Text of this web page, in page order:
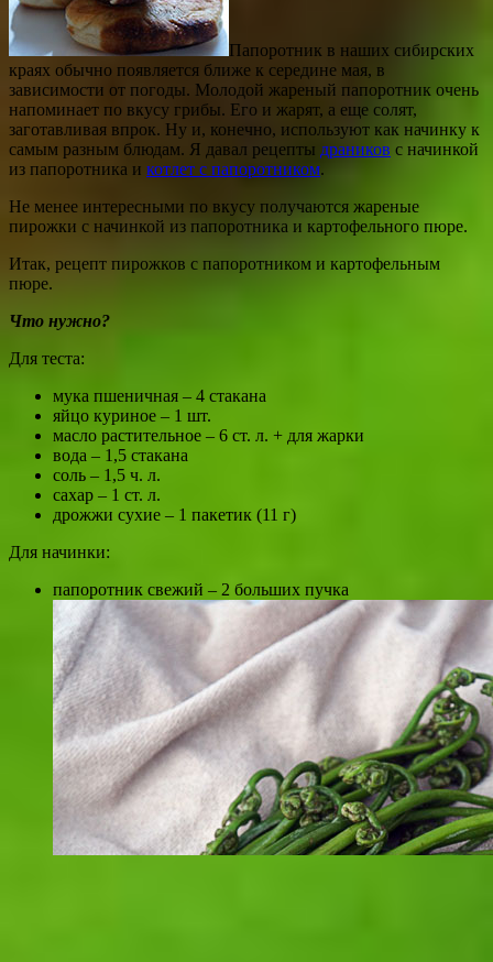
Папоротник в наших сибирских
краях обычно появляется ближе к середине мая, в
зависимости от погоды. Молодой жареный папоротник очень
напоминает по вкусу грибы. Его и жарят, а еще солят,
заготавливая впрок. Ну и, конечно, используют как начинку к
самым разным блюдам. Я давал рецепты драников с начинкой
из папоротника и котлет с папоротником.
Не менее интересными по вкусу получаются жареные
пирожки с начинкой из папоротника и картофельного пюре.
Итак, рецепт пирожков с папоротником и картофельным
пюре.
Что нужно?
Для теста:
мука пшеничная – 4 стакана
яйцо куриное – 1 шт.
масло растительное – 6 ст. л. + для жарки
вода – 1,5 стакана
соль – 1,5 ч. л.
сахар – 1 ст. л.
дрожжи сухие – 1 пакетик (11 г)
Для начинки:
папоротник свежий – 2 больших пучка